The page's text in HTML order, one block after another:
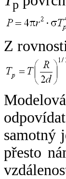
p
Z
samotný
přesto